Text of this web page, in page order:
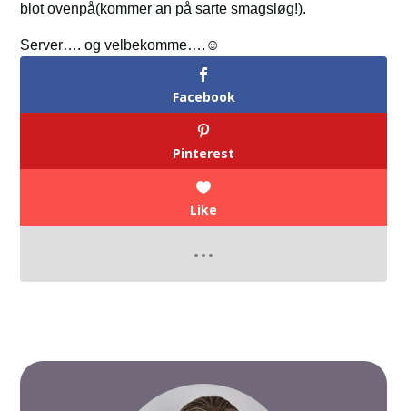
blot ovenpå(kommer an på sarte smagsløg!).
Server…. og velbekomme….☺️
Facebook
Pinterest
Like